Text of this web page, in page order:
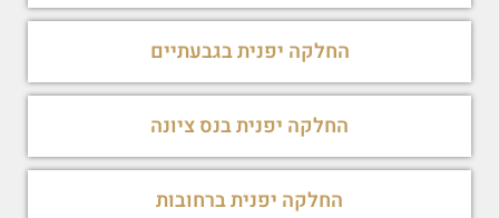
החלקה יפנית בגבעתיים
החלקה יפנית בנס ציונה
החלקה יפנית ברחובות